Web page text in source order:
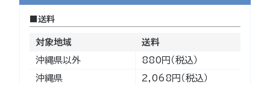
送料
対象地域
送料
沖縄県以外
880円（税込）
沖縄県
2,068円（税込）